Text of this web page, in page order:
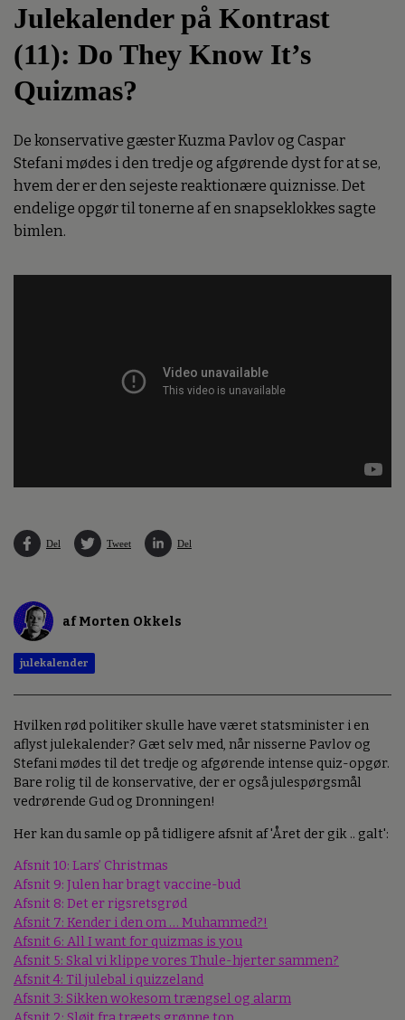
Julekalender på Kontrast
(11): Do They Know It’s
Quizmas?
De konservative gæster Kuzma Pavlov og Caspar
Stefani mødes i den tredje og afgørende dyst for at se,
hvem der er den sejeste reaktionære quiznisse. Det
endelige opgør til tonerne af en snapseklokkes sagte
bimlen.
Del Tweet Del
af Morten Okkels
julekalender
Hvilken rød politiker skulle have været statsminister i en
aflyst julekalender? Gæt selv med, når nisserne Pavlov og
Stefani mødes til det tredje og afgørende intense quiz-opgør.
Bare rolig til de konservative, der er også julespørgsmål
vedrørende Gud og Dronningen!
Her kan du samle op på tidligere afsnit af 'Året der gik .. galt':
Afsnit 10: Lars’ Christmas
Afsnit 9: Julen har bragt vaccine-bud
Afsnit 8: Det er rigsretsgrød
Afsnit 7: Kender i den om … Muhammed?!
Afsnit 6: All I want for quizmas is you
Afsnit 5: Skal vi klippe vores Thule-hjerter sammen?
Afsnit 4: Til julebal i quizzeland
Afsnit 3: Sikken wokesom trængsel og alarm